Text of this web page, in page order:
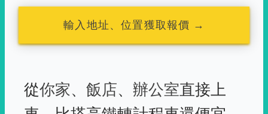
輸入地址、位置獲取報價 →
從你家、 飯店、 辦公室直接上